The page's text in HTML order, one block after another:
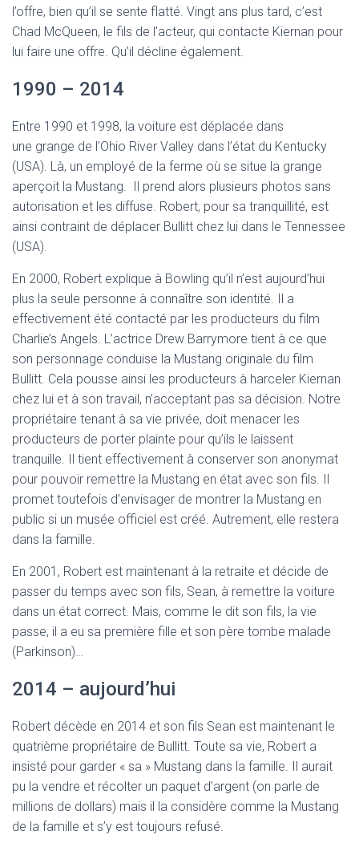
l’offre, bien qu’il se sente flatté. Vingt ans plus tard, c’est
Chad McQueen, le fils de l’acteur, qui contacte Kiernan pour
lui faire une offre. Qu’il décline également.
1990 – 2014
Entre 1990 et 1998, la voiture est déplacée dans
une grange de l’Ohio River Valley dans l’état du Kentucky
(USA). Là, un employé de la ferme où se situe la grange
aperçoit la Mustang. Il prend alors plusieurs photos sans
autorisation et les diffuse. Robert, pour sa tranquillité, est
ainsi contraint de déplacer Bullitt chez lui dans le Tennessee
(USA).
En 2000, Robert explique à Bowling qu’il n’est aujourd’hui
plus la seule personne à connaître son identité. Il a
effectivement été contacté par les producteurs du film
Charlie’s Angels. L’actrice Drew Barrymore tient à ce que
son personnage conduise la Mustang originale du film
Bullitt. Cela pousse ainsi les producteurs à harceler Kiernan
chez lui et à son travail, n’acceptant pas sa décision. Notre
propriétaire tenant à sa vie privée, doit menacer les
producteurs de porter plainte pour qu’ils le laissent
tranquille. Il tient effectivement à conserver son anonymat
pour pouvoir remettre la Mustang en état avec son fils. Il
promet toutefois d’envisager de montrer la Mustang en
public si un musée officiel est créé. Autrement, elle restera
dans la famille.
En 2001, Robert est maintenant à la retraite et décide de
passer du temps avec son fils, Sean, à remettre la voiture
dans un état correct. Mais, comme le dit son fils, la vie
passe, il a eu sa première fille et son père tombe malade
(Parkinson)…
2014 – aujourd’hui
Robert décède en 2014 et son fils Sean est maintenant le
quatrième propriétaire de Bullitt. Toute sa vie, Robert a
insisté pour garder « sa » Mustang dans la famille. Il aurait
pu la vendre et récolter un paquet d’argent (on parle de
millions de dollars) mais il la considère comme la Mustang
de la famille et s’y est toujours refusé.